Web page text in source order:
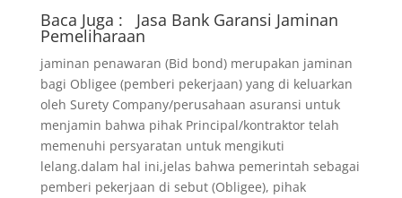
Baca Juga : Jasa Bank Garansi Jaminan
Pemeliharaan
jaminan penawaran (Bid bond) merupakan jaminan
bagi Obligee (pemberi pekerjaan) yang di keluarkan
oleh Surety Company/perusahaan asuransi untuk
menjamin bahwa pihak Principal/kontraktor telah
memenuhi persyaratan untuk mengikuti
lelang.dalam hal ini,jelas bahwa pemerintah sebagai
pemberi pekerjaan di sebut (Obligee), pihak